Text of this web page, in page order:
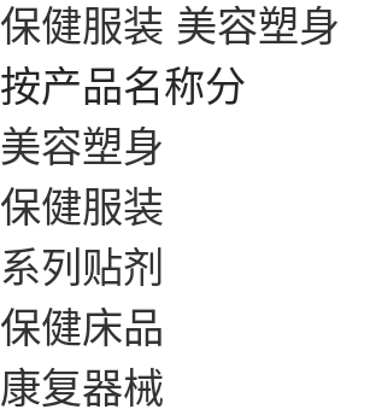
保健服装 美容塑身
按产品名称分
美容塑身
保健服装
系列贴剂
保健床品
康复器械